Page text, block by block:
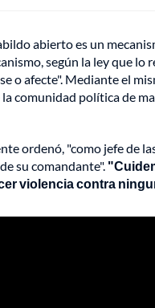
abierto es un
según la ley que
o afecte". Mediante el
comunidad política de
ordenó, "como jefe de
su comandante".
violencia contra